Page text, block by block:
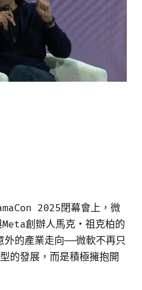
2025閉幕會上，微
Meta創辦人馬克・祖克柏的
的產業走向——微軟不再只
的發展，而是積極擁抱開